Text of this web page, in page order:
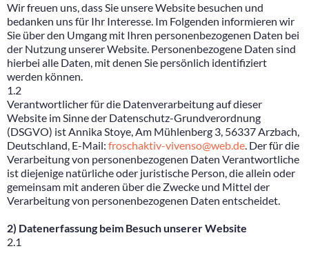
Wir freuen uns, dass Sie unsere Website besuchen und
bedanken uns für Ihr Interesse. Im Folgenden informieren wir
Sie über den Umgang mit Ihren personenbezogenen Daten bei
der Nutzung unserer Website. Personenbezogene Daten sind
hierbei alle Daten, mit denen Sie persönlich identifiziert
werden können.
1.2
Verantwortlicher für die Datenverarbeitung auf dieser
Website im Sinne der Datenschutz-Grundverordnung
(DSGVO) ist Annika Stoye, Am Mühlenberg 3, 56337 Arzbach,
Deutschland, E-Mail: froschaktiv-vivenso@web.de. Der für die
Verarbeitung von personenbezogenen Daten Verantwortliche
ist diejenige natürliche oder juristische Person, die allein oder
gemeinsam mit anderen über die Zwecke und Mittel der
Verarbeitung von personenbezogenen Daten entscheidet.
2) Datenerfassung beim Besuch unserer Website
2.1